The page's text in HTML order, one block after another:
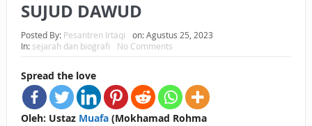
HUKUM MEMBAYAR ZAKAT DENGAN CARA MENGANGSUR
HUKUM MEMBAYAR ZAKAT KEPADA KERABAT SENDIRI
SUJUD DAWUD
Posted By: Pesantren Irtaqi on:Agustus 25, 2023
In: sejarah dan biografi No Comments
Spread the love
Oleh: Ustaz Muafa(Mokhamad Rohma